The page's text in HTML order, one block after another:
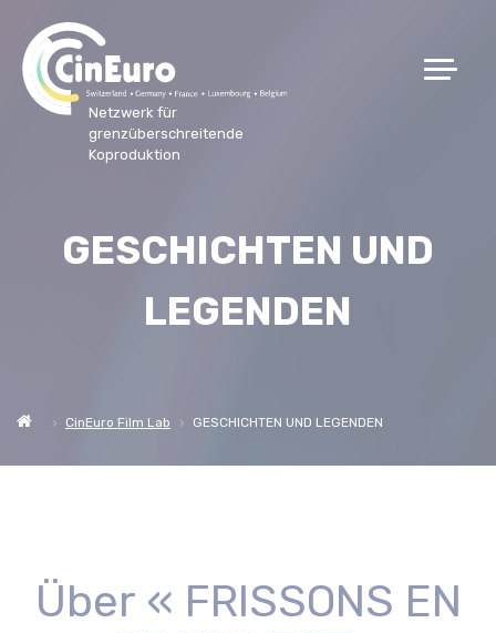
Netzwerk für
grenzüberschreitende
Koproduktion
GESCHICHTEN UND
LEGENDEN
CinEuro Film Lab GESCHICHTEN UND LEGENDEN
Über « FRISSONS EN